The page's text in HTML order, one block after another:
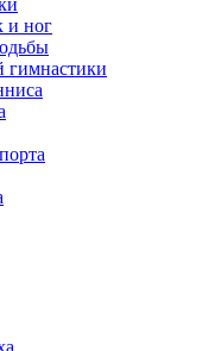
и ног
гимнастики